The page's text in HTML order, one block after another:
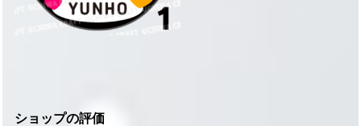
ショップの評価